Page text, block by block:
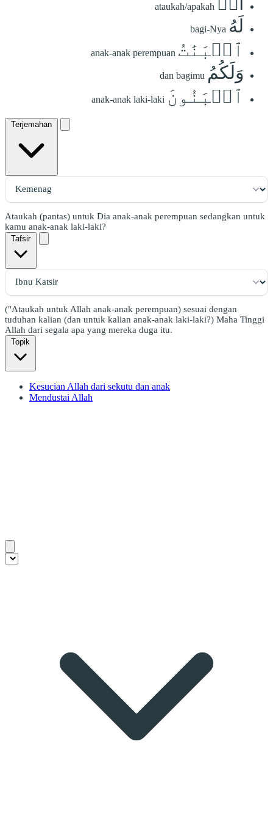
ataukah/apakah
لَهُ bagi-Nya
ٱلۡبَنَٰتُ anak-anak perempuan
وَلَكُمُ dan bagimu
ٱلۡبَنُونَ anak-anak laki-laki
Terjemahan
Ataukah (pantas) untuk Dia anak-anak perempuan sedangkan untuk
kamu anak-anak laki-laki?
Tafsir
("Ataukah untuk Allah anak-anak perempuan) sesuai dengan
tuduhan kalian (dan untuk kalian anak-anak laki-laki?) Maha Tinggi
Allah dari segala apa yang mereka duga itu.
Topik
Kesucian Allah dari sekutu dan anak
Mendustai Allah